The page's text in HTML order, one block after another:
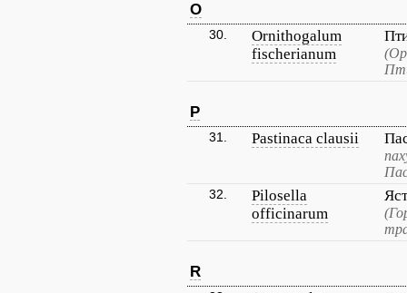
O
30.
Ornithogalum
fischerianum
P
31. Pastinaca clausii
32.
Pilosella
officinarum
R